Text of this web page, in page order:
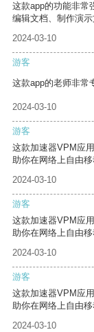
这款app的功能非常
编辑文档、制作演示
2024-03-10
游客
这款app的老师非常
2024-03-10
游客
这款加速器VPM应
助你在网络上自由移
2024-03-10
游客
这款加速器VPM应
助你在网络上自由移
2024-03-10
游客
这款加速器VPM应
助你在网络上自由移
2024-03-10